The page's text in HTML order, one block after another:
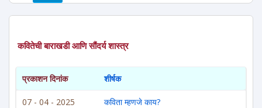
कवितेची बाराखडी आणि सौंदर्य शास्त्र
प्रकाशन दिनांक शीर्षक
07 - 04 - 2025 कविता म्हणजे काय?